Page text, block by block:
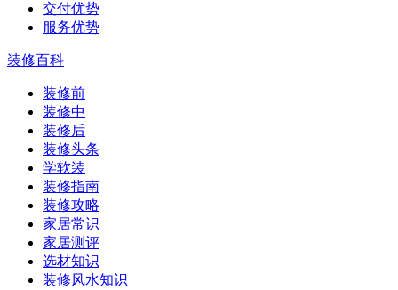
交付优势
服务优势
装修百科
装修前
装修中
装修后
装修头条
学软装
装修指南
装修攻略
家居常识
家居测评
选材知识
装修风水知识